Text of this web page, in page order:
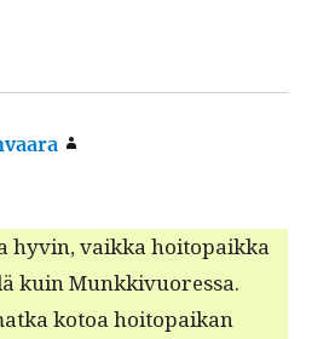
hyvin, vaik­ka hoitopaik­ka
kuin Munkkivuores­sa.
kotoa hoitopaikan